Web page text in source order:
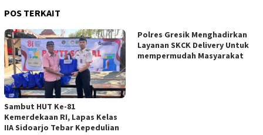
POS TERKAIT
Sambut HUT Ke-81
Kemerdekaan RI, Lapas Kelas
IIA Sidoarjo Tebar Kepedulian
Polres Gresik Menghadirkan
Layanan SKCK Delivery Untuk
mempermudah Masyarakat